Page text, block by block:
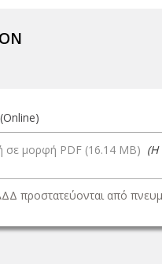
σε μορφή PDF (16.14 MB) (Η
προστατεύονται από